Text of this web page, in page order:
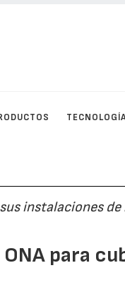
instalaciones
para